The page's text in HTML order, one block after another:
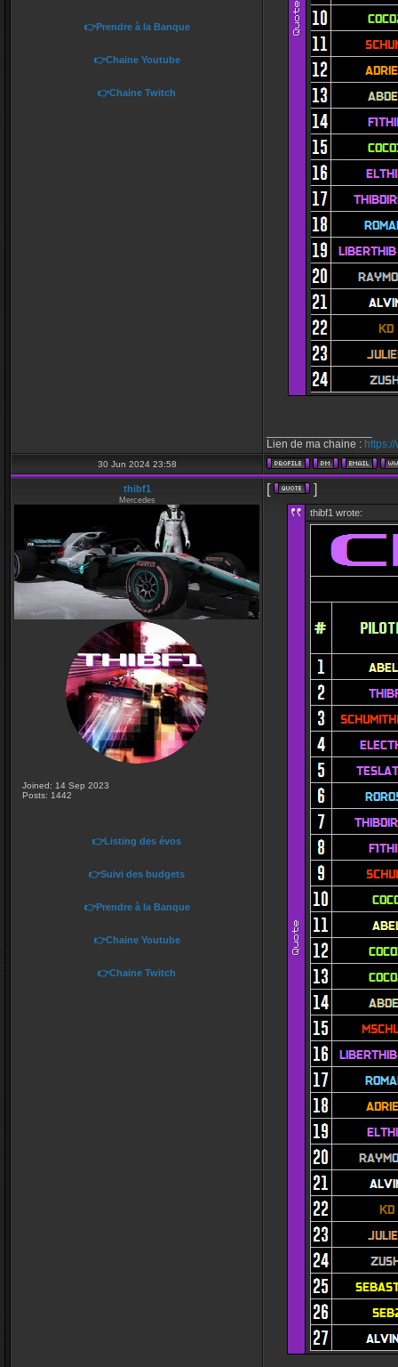
👉Prendre à la Banque
👉Chaine Youtube
👉Chaine Twitch
Lien de ma chaine :
30 Jun 2024 23:58
thibf1
Mercedes
Joined: 14 Sep 2023
Posts: 1442
👉Listing des évos
👉Suivi des budgets
👉Prendre à la Banque
👉Chaine Youtube
👉Chaine Twitch
[ ]
thibf1 wrote: